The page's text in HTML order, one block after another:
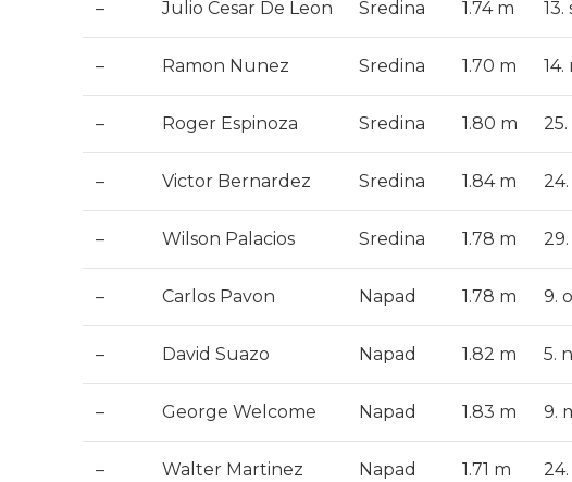
– Julio Cesar De Leon Sredina 1.74 m
– Ramon Nunez Sredina 1.70 m
– Roger Espinoza Sredina 1.80 m
– Victor Bernardez Sredina 1.84 m
– Wilson Palacios Sredina 1.78 m
– Carlos Pavon Napad 1.78 m 9.
– David Suazo Napad 1.82 m 5.
– George Welcome Napad 1.83 m 9.
– Walter Martinez Napad 1.71 m